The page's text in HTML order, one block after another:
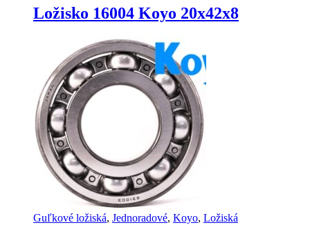
Ložisko 16004 Koyo 20x42x8
Guľkové ložiská, Jednoradové, Koyo, Ložiská